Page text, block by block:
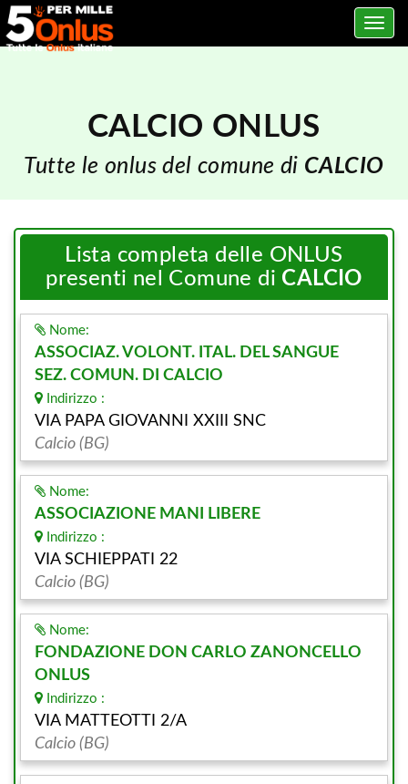
Toggle
CALCIO ONLUS
Tutte le onlus del comune di CALCIO
Lista completa delle ONLUS
presenti nel Comune di CALCIO
Nome:
ASSOCIAZ. VOLONT. ITAL. DEL SANGUE
SEZ. COMUN. DI CALCIO
Indirizzo :
VIA PAPA GIOVANNI XXIII SNC
Calcio (BG)
Nome:
ASSOCIAZIONE MANI LIBERE
Indirizzo :
VIA SCHIEPPATI 22
Calcio (BG)
Nome:
FONDAZIONE DON CARLO ZANONCELLO
ONLUS
Indirizzo :
VIA MATTEOTTI 2/A
Calcio (BG)